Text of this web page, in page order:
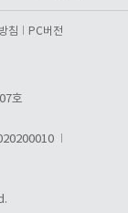
침 PC버전
호